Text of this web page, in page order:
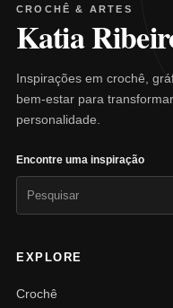
CROCHÊ & ARTES
Katia
Inspirações em crochê,
bem-estar para
personalidade.
Encontre uma inspiração
EXPLORE
Crochê